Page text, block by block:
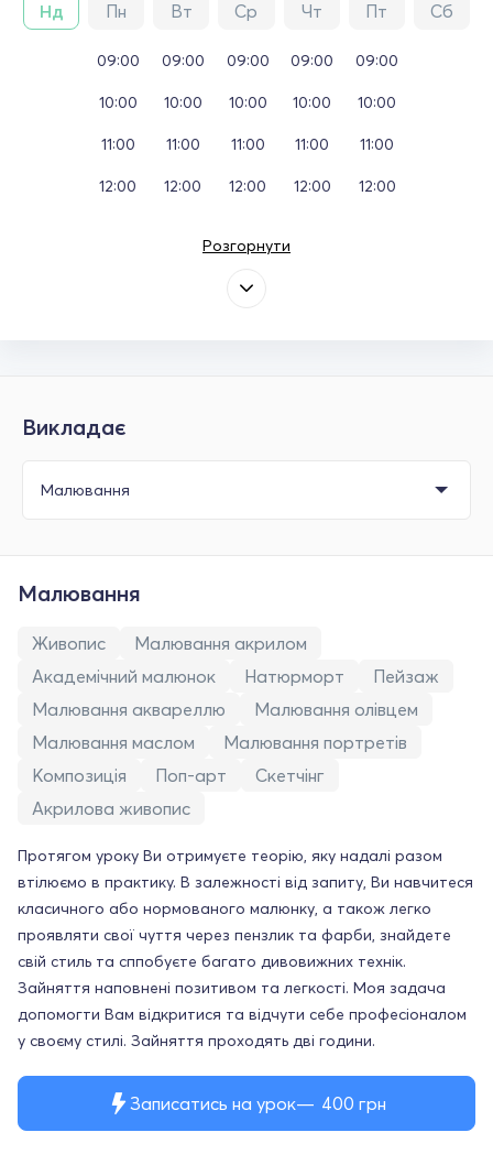
Нд Пн Вт Ср Чт Пт Сб
09:00
10:00
11:00
12:00
09:00
10:00
11:00
12:00
09:00
10:00
11:00
12:00
09:00
10:00
11:00
12:00
09:00
10:00
11:00
12:00
Розгорнути
Викладає
Записатись на урок 400 грн
Малювання
Живопис
Малювання акрилом
Академічний малюнок
Натюрморт
Пейзаж
Малювання аквареллю
Малювання олівцем
Малювання маслом
Малювання портретів
Композиція
Поп-арт
Скетчінг
Акрилова живопис
Протягом уроку Ви отримуєте теорію, яку надалі разом
втілюємо в практику. В залежності від запиту, Ви навчитеся
класичного або нормованого малюнку, а також легко
проявляти свої чуття через пензлик та фарби, знайдете
свій стиль та сппобуєте багато дивовижних технік.
Зайняття наповнені позитивом та легкості. Моя задача
допомогти Вам відкритися та відчути себе професіоналом
у своєму стилі. Зайняття проходять дві години.